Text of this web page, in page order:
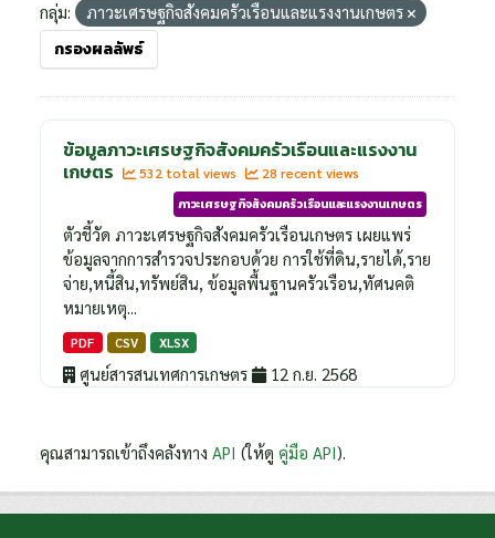
กลุ่ม:
ภาวะเศรษฐกิจสังคมครัวเรือนและแรงงานเกษตร
กรองผลลัพธ์
ข้อมูลภาวะเศรษฐกิจสังคมครัวเรือนและแรงงาน
เกษตร
532 total views
28 recent views
ภาวะเศรษฐกิจสังคมครัวเรือนและแรงงานเกษตร
ตัวชี้วัด ภาวะเศรษฐกิจสังคมครัวเรือนเกษตร เผยแพร่
ข้อมูลจากการสำรวจประกอบด้วย การใช้ที่ดิน,รายได้,ราย
จ่าย,หนี้สิน,ทรัพย์สิน, ข้อมูลพื้นฐานครัวเรือน,ทัศนคติ
หมายเหตุ...
PDF CSV XLSX
ศูนย์สารสนเทศการเกษตร 12 ก.ย. 2568
คุณสามารถเข้าถึงคลังทาง API (ให้ดู คู่มือ API).